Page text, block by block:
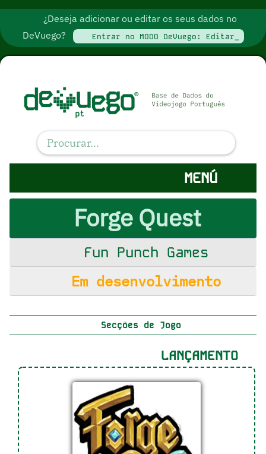
¿Deseja adicionar ou editar os seus dados no
DeVuego?
Entrar no MODO DeVuego: Editar_
MENÚ
Forge Quest
Fun Punch Games
Em desenvolvimento
Secções de Jogo
LANÇAMENTO